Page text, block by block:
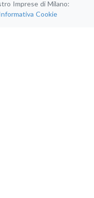
Imprese di Milano:
Informativa Cookie